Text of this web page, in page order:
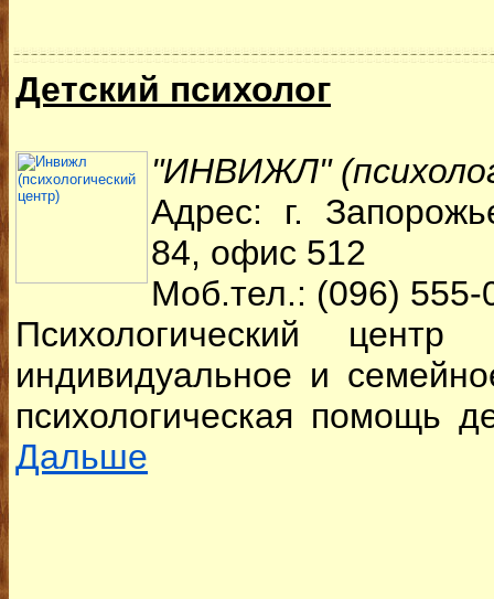
Детский психолог
"ИНВИЖЛ"
Адрес: г.
84, офис 512
Моб.тел.: (096) 555-
Психологический
индивидуальное и
психологическая помощь
Дальше